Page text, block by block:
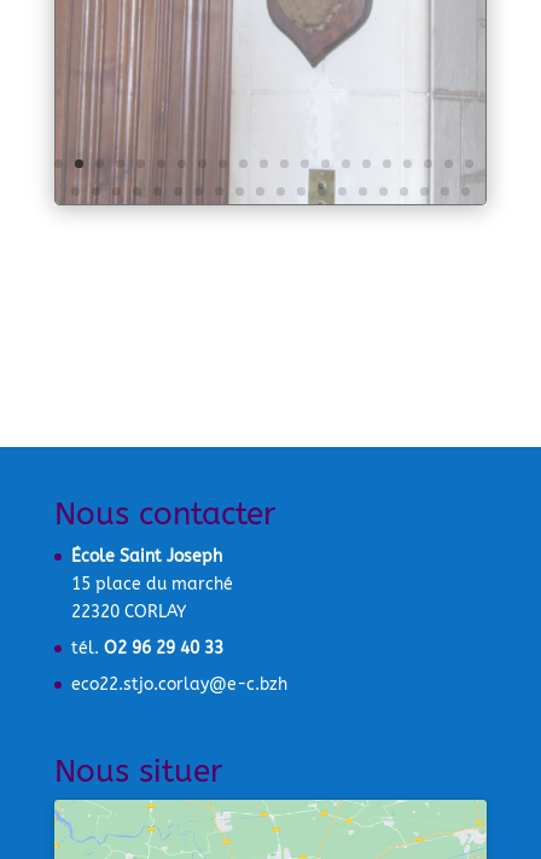
Nous contacter
École Saint Joseph
15 place du marché
22320 CORLAY
tél. O2 96 29 40 33
eco22.stjo.corlay@e-c.bzh
Nous situer